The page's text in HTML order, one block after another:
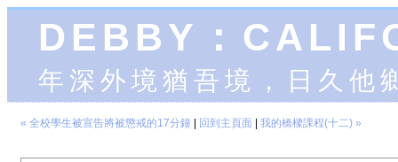
DEBBY：
年深外境猶吾境，日久
« 全校學生被宣告將被懲戒的17分鐘 回到主頁面 我的橋樑課程(十二) »